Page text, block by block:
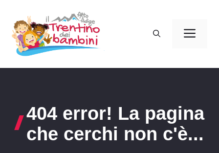
contenuto
404 error! La pagina
che cerchi non c'è...